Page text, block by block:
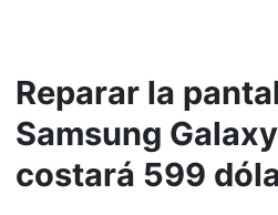
Reparar la
Samsung
costará 599